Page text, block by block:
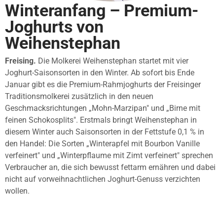
Winteranfang – Premium-
Joghurts von
Weihenstephan
Freising. Die Molkerei Weihenstephan startet mit vier
Joghurt-Saisonsorten in den Winter. Ab sofort bis Ende
Januar gibt es die Premium-Rahmjoghurts der Freisinger
Traditionsmolkerei zusätzlich in den neuen
Geschmacksrichtungen „Mohn-Marzipan" und „Birne mit
feinen Schokosplits". Erstmals bringt Weihenstephan in
diesem Winter auch Saisonsorten in der Fettstufe 0,1 % in
den Handel: Die Sorten „Winterapfel mit Bourbon Vanille
verfeinert" und „Winterpflaume mit Zimt verfeinert" sprechen
Verbraucher an, die sich bewusst fettarm ernähren und dabei
nicht auf vorweihnachtlichen Joghurt-Genuss verzichten
wollen.